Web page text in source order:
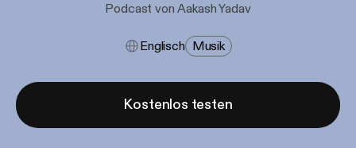
Podcast von Aakash Yadav
Englisch Musik
Kostenlos testen